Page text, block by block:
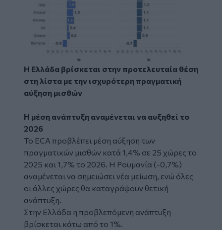
Η Ελλάδα βρίσκεται στην προτελευταία θέση
στη λίστα με την ισχυρότερη πραγματική
αύξηση μισθών
Η μέση ανάπτυξη αναμένεται να αυξηθεί το
2026
Το ECA προβλέπει μέση αύξηση των
πραγματικών μισθών κατά 1,4% σε 25 χώρες το
2025 και 1,7% το 2026. Η Ρουμανία (-0,7%)
αναμένεται να σημειώσει νέα μείωση, ενώ όλες
οι άλλες χώρες θα καταγράψουν θετική
ανάπτυξη.
Στην Ελλάδα η προβλεπόμενη ανάπτυξη
βρίσκεται κάτω από το 1%.